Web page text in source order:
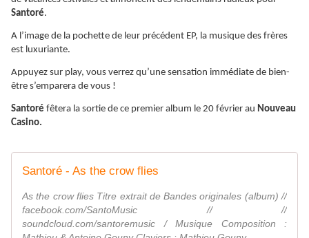
Santoré.
A l’image de la pochette de leur précédent EP, la musique des frères
est luxuriante.
Appuyez sur play, vous verrez qu’une sensation immédiate de bien-
être s’emparera de vous !
Santoré fêtera la sortie de ce premier album le 20 février au Nouveau
Casino.
Santoré - As the crow flies
As the crow flies Titre extrait de Bandes originales (album) //
facebook.com/SantoMusic // //
soundcloud.com/santoremusic / Musique Composition :